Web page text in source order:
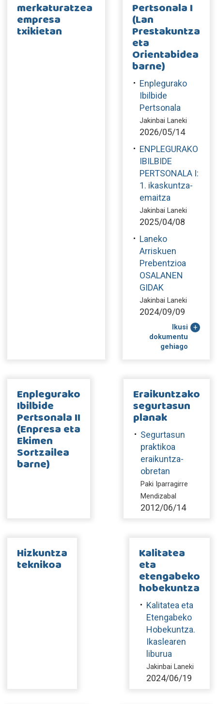
merkaturatzea
empresa
txikietan
Pertsonala I
(Lan
Prestakuntza
eta
Orientabidea
barne)
Enplegurako
Ibilbide
Pertsonala
Jakinbai Laneki
2026/05/14
ENPLEGURAKO
IBILBIDE
PERTSONALA I:
1. ikaskuntza-
emaitza
Jakinbai Laneki
2025/04/08
Laneko
Arriskuen
Prebentzioa
OSALANEN
GIDAK
Jakinbai Laneki
2024/09/09
Ikusi
dokumentu
gehiago
Enplegurako
Ibilbide
Pertsonala II
(Enpresa eta
Ekimen
Sortzailea
barne)
Eraikuntzako
segurtasun
planak
Segurtasun
praktikoa
eraikuntza-
obretan
Paki Iparragirre
Mendizabal
2012/06/14
Hizkuntza
teknikoa
Kalitatea
eta
etengabeko
hobekuntza
Kalitatea eta
Etengabeko
Hobekuntza.
Ikaslearen
liburua
Jakinbai Laneki
2024/06/19